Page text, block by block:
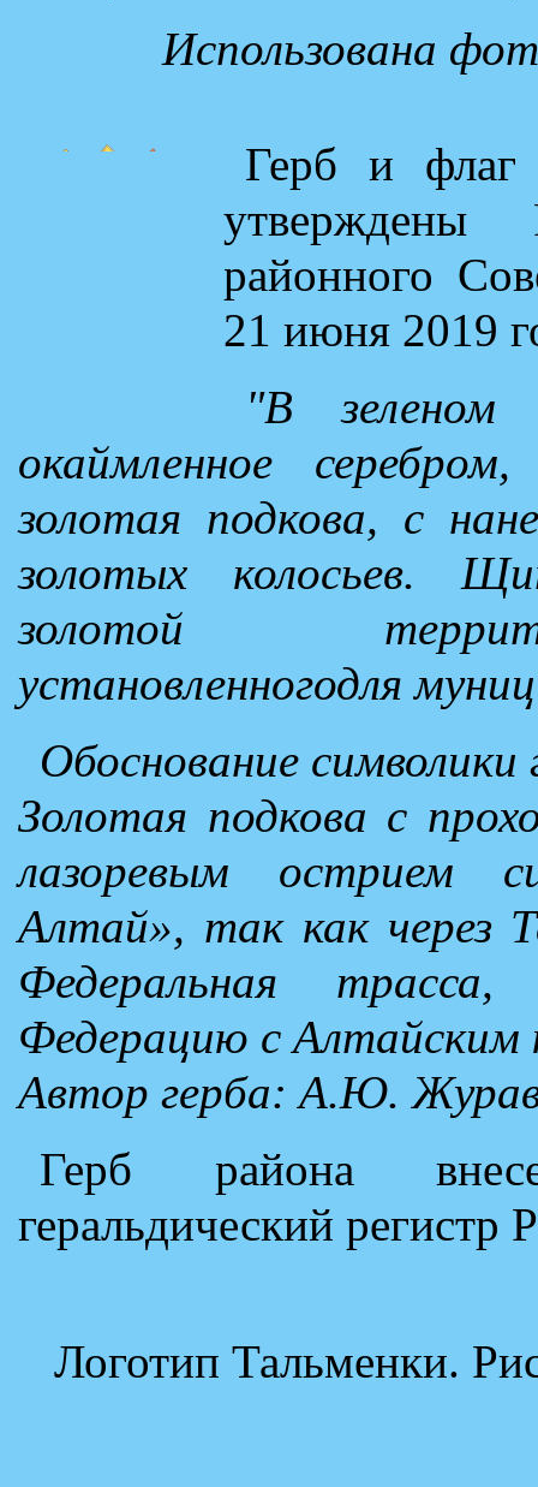
Использована
Герб и
утверждены
районного
21 июня 2019
"В зеленом
окаймленное
золотая подкова, с
золотых колосьев.
золотой
установленногодля
Обоснование символики
Золотая подкова с
лазоревым острием
Алтай», так как через
Федеральная трасса,
Федерацию с Алтайским
Автор герба: А.Ю.
Герб района
геральдический
Логотип Тальменки.